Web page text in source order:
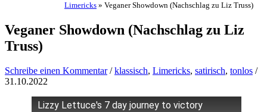
Limericks » Veganer Showdown (Nachschlag zu Liz Truss)
Veganer Showdown (Nachschlag zu Liz
Truss)
Schreibe einen Kommentar /klassisch, Limericks, satirisch, tonlos /
31.10.2022
Lizzy Lettuce's 7 day journey to victory